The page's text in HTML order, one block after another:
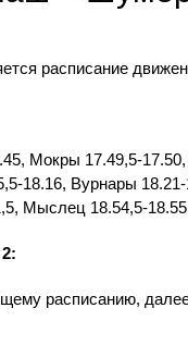
расписание
Мокры 17.49,5-
18.16, Вурнары
Мыслец 18.54,5-
расписанию,